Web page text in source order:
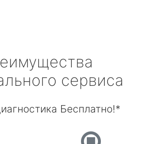
сервиса
Бесплатно!*